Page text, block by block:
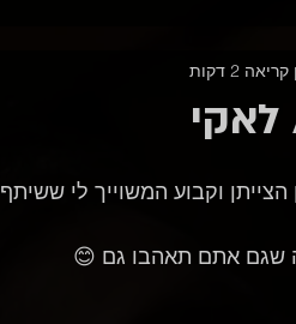
2 דקות
וקבוע המשוייך לי
שגם אתם תאהבו גם 😊